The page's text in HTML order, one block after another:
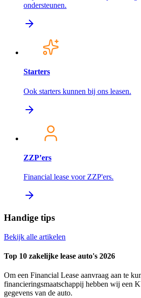
ondersteunen.
Starters
Ook starters kunnen bij ons leasen.
ZZP’ers
Financial lease voor ZZP'ers.
Handige tips
Bekijk alle artikelen
Top 10 zakelijke lease auto's 2026
Om een Financial Lease aanvraag aan te
financieringsmaatschappij hebben wij een
gegevens van de auto.